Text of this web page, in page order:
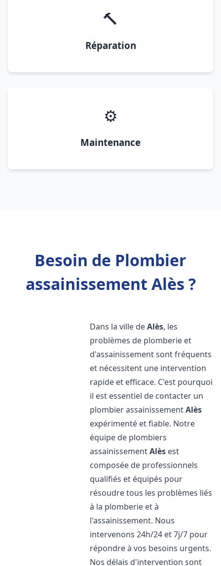
🔨
Réparation
⚙️
Maintenance
Besoin de Plombier
assainissement Alès ?
Dans la ville deAlès, les
problèmes de plomberie et
d'assainissement sont fréquents
et nécessitent une intervention
rapide et efficace. C'est pourquoi
il est essentiel de contacter un
plombier assainissementAlès
expérimenté et fiable. Notre
équipe de plombiers
assainissementAlès est
composée de professionnels
qualifiés et équipés pour
résoudre tous les problèmes liés
à la plomberie et à
l'assainissement. Nous
intervenons 24h/24 et 7j/7 pour
répondre à vos besoins urgents.
Nos délais d'intervention sont